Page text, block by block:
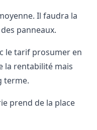
Il faudra la
panneaux.
le tarif prosumer en
la rentabilité mais
terme.
prend de la place